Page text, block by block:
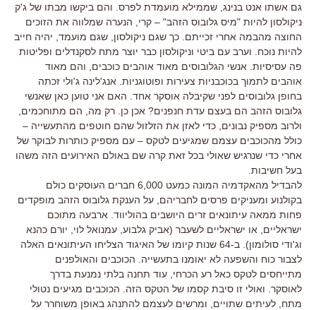
גם אשתו אנט בנינג, שממילא מועמדת לפרס. והם ביקשו מבתו של ג'ק
ניקולסון להיות "מיס גלובוס הזהב" – קרי, הנערה שמלווה את הזוכים
החוצה מהבמה אחרי זכייתם. כך שגם ניקולסון, שגם מועמד, יהיה חייב
להיות נוכח. וערב עם ביטי וניקולסון כבר יוצר מתח לסקנדלים ופליטות
פה עסיסיות. אנשי הגלובוסים מאוד אוהבים כוכבים, והם מאוד
אוהבים לתמוך בכוכבניות צעירות ופוטוגניות. אנג'לינה ג'ולי זכתה
בחופן גלובוסים לפני שקיבלה אוסקר אחד. האם אני טוען כאן שאנשי
גלובוס הזהב הם בעצם עדת חנפנים? אכן כן. רק מה, הם מתוחכמים,
ולרוב מספיק נבונים, כדי לאזן את הזלזול שהם חוטפים מהתעשייה –
כולל מהכוכבים עצמם שמגיעים לטקס – עם מספיק כותרות לבוקר של
אחרי כדי שנרגיש שאולי בכל זאת קרה שם באולם האירועים הזה משהו
בעל חשיבות.
להבדיל מהאקדמיה המונה כמעט 6,000 חברים העוסקים כולם
בקולנוע ומעניקים פרסים לחבריהם, על הענקת גלובוס הזהב מופקדים
פחות ממאה עיתונאים זרים היושבים בהוליווד. ארבעה מתוכם
ישראליים, או ישראליים לשעבר (אביק גלבוע, עמנואל לוי, יורם כהנא
וג'ודי סולומון). ב-64 שנות קיומו של האיגוד הצליחו העיתונאים האלה
לצבור כוח והשפעה לא יאומנו בתעשייה. הכוכבים והאולפנים
מתייחסים לטקס כאל רע הכרחי, עוד תחנה בלתי נמנעת בדרך
לאוסקר. ואולי זו סיבת קסמו של הטקס הזה. הכוכבים מגיעים נטולי
מתח, לעיתים שתויים, ומרשים לעצמם להתנהג באופן משוחרר על